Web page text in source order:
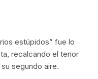
estúpidos” fue lo
recalcando el tenor
segundo aire.